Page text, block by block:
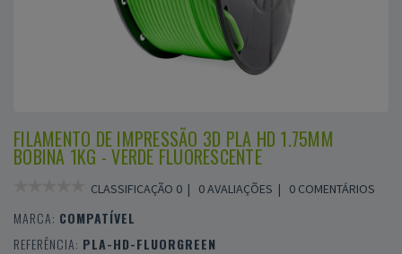
FILAMENTO DE IMPRESSÃO 3D PLA HD 1.75MM
BOBINA 1KG - VERDE FLUORESCENTE
CLASSIFICAÇÃO 0 | 0 AVALIAÇÕES | 0 COMENTÁRIOS
MARCA: COMPATÍVEL
REFERÊNCIA: PLA-HD-FLUORGREEN